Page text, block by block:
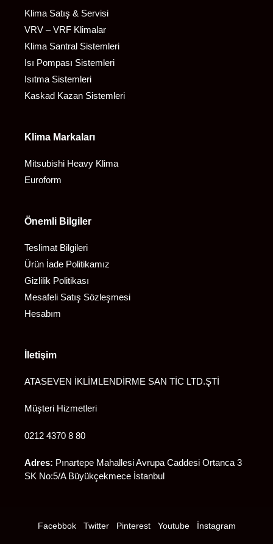
Klima Satış & Servisi
VRV – VRF Klimalar
Klima Santral Sistemleri
Isı Pompası Sistemleri
Isıtma Sistemleri
Kaskad Kazan Sistemleri
Klima Markaları
Mitsubishi Heavy Klima
Euroform
Önemli Bilgiler
Teslimat Bilgileri
Ürün İade Politikamız
Gizlilik Politikası
Mesafeli Satış Sözleşmesi
Hesabım
İletişim
ATASEVEN İKLİMLENDİRME SAN TİC LTD.ŞTİ
Müşteri Hizmetleri
0212 4370 8 80
Adres: Pınartepe Mahallesi Avrupa Caddesi Ortanca 3
SK No:5/A Büyükçekmece İstanbul
Facebbok Twitter Pinterest Youtube İnstagram